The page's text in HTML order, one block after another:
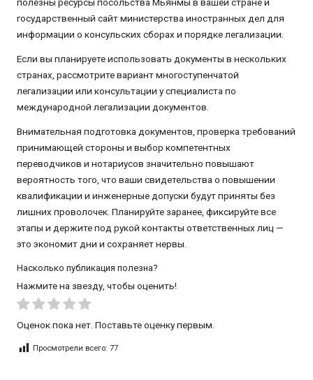
государственный сайт министерства иностранных дел для
информации о консульских сборах и порядке легализации.
Если вы планируете использовать документы в нескольких
странах, рассмотрите вариант многоступенчатой
легализации или консультации у специалиста по
международной легализации документов.
Внимательная подготовка документов, проверка требований
принимающей стороны и выбор компетентных
переводчиков и нотариусов значительно повышают
вероятность того, что ваши свидетельства о повышении
квалификации и инженерные допуски будут приняты без
лишних проволочек. Планируйте заранее, фиксируйте все
этапы и держите под рукой контакты ответственных лиц —
это экономит дни и сохраняет нервы.
Насколько публикация полезна?
Нажмите на звезду, чтобы оценить!
Оценок пока нет. Поставьте оценку первым.
Просмотрели всего: 77